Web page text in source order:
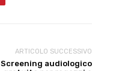
ARTICOLO SUCCESSIVO
Screening audiologico